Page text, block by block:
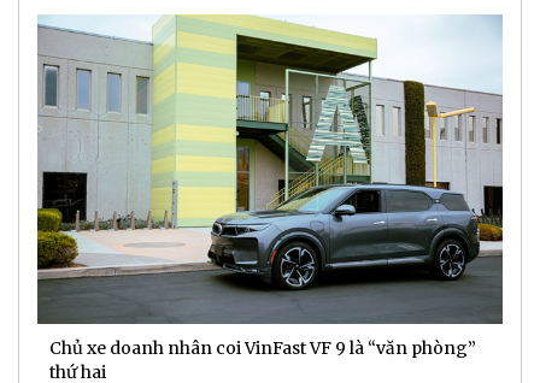
xe doanh nhân coi VinFast VF 9 là “văn phòng”
TTC